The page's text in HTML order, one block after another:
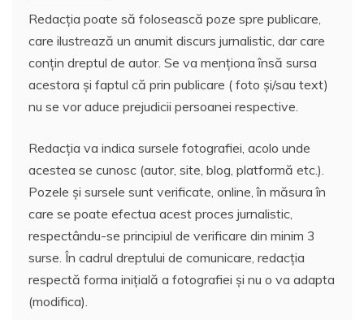
Redacția poate să folosească poze spre publicare,
care ilustrează un anumit discurs jurnalistic, dar care
conțin dreptul de autor. Se va menționa însă sursa
acestora și faptul că prin publicare ( foto și/sau text)
nu se vor aduce prejudicii persoanei respective.
Redacția va indica sursele fotografiei, acolo unde
acestea se cunosc (autor, site, blog, platformă etc.).
Pozele și sursele sunt verificate, online, în măsura în
care se poate efectua acest proces jurnalistic,
respectându-se principiul de verificare din minim 3
surse. În cadrul dreptului de comunicare, redacția
respectă forma inițială a fotografiei și nu o va adapta
(modifica).